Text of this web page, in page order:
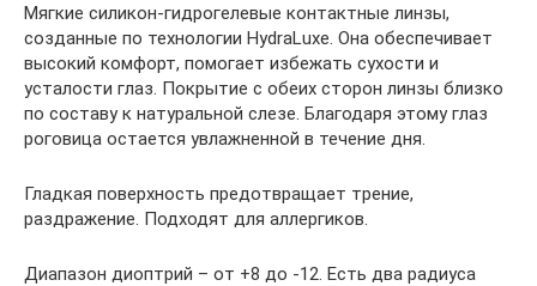
Мягкие силикон-гидрогелевые контактные линзы,
созданные по технологии HydraLuxe. Она обеспечивает
высокий комфорт, помогает избежать сухости и
усталости глаз. Покрытие с обеих сторон линзы близко
по составу к натуральной слезе. Благодаря этому глаз
роговица остается увлажненной в течение дня.
Гладкая поверхность предотвращает трение,
раздражение. Подходят для аллергиков.
Диапазон диоптрий – от +8 до -12. Есть два радиуса